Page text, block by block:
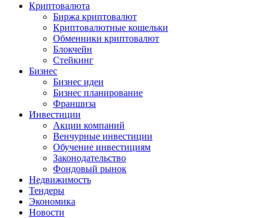
Криптовалюта
Биржа криптовалют
Криптовалютные кошельки
Обменники криптовалют
Блокчейн
Стейкинг
Бизнес
Бизнес идеи
Бизнес планирование
Франшиза
Инвестиции
Акции компаний
Венчурные инвестиции
Обучение инвестициям
Законодательство
Фондовый рынок
Недвижимость
Тендеры
Экономика
Новости